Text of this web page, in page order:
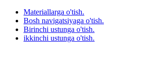
Materiallarga o'tish.
Bosh navigatsiyaga o'tish.
Birinchi ustunga o'tish.
ikkinchi ustunga o'tish.